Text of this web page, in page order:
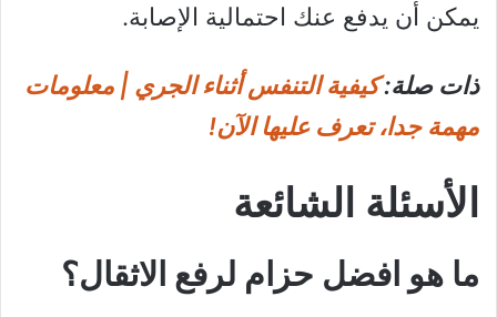
يمكن أن يدفع عنك احتمالية الإصابة.
ذات صلة:كيفية التنفس أثناء الجري | معلومات
مهمة جدا، تعرف عليها الآن!
الأسئلة الشائعة
ما هو افضل حزام لرفع الاثقال؟